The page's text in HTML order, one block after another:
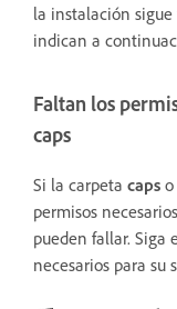
la instalación sigue
indican a
Faltan los
caps
Si la carpeta caps
permisos
pueden fallar. Siga
necesarios para su